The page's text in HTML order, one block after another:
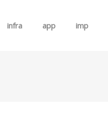
infra app imp